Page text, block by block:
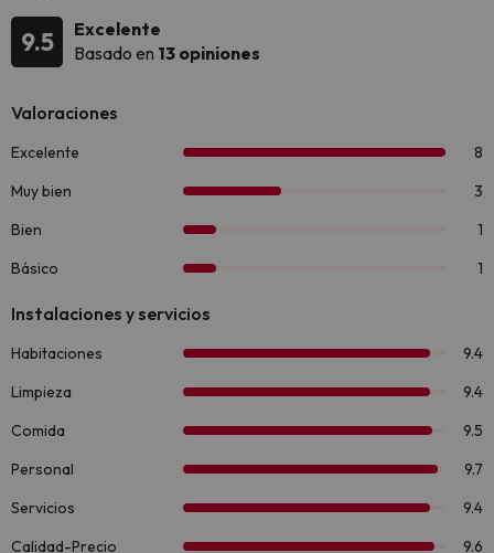
9.5
Excelente
Basado en 13 opiniones